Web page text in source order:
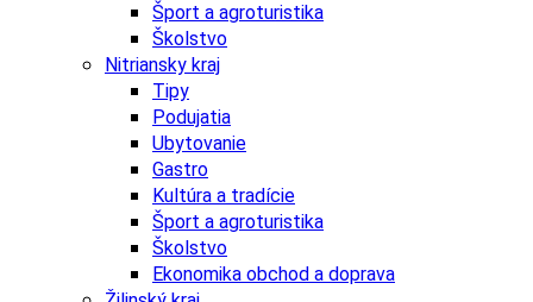
Šport a agroturistika
Školstvo
Nitriansky kraj
Tipy
Podujatia
Ubytovanie
Gastro
Kultúra a tradície
Šport a agroturistika
Školstvo
Ekonomika obchod a doprava